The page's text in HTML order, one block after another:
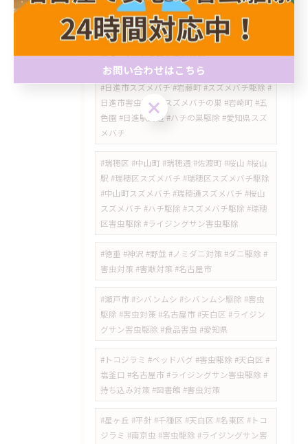
#高針台 #ゴキブリ駆除 #名東区害虫駆除 #高針
#極楽 #牧の原 #チャバネゴキブリ #ゴキブリ対
策 #ライジングサン害虫駆除
#日進市スズメバチ #岩藤町 #スズメバチ駆除 #
日進市害虫駆除 #スズメバチの巣 #岩崎町 #五
色園 #日進駅周辺 #ハチの巣駆除 #愛知県スズ
メバチ
#瑞穂区 #中山町 #瑞穂通 #佐渡町 #桜山 #桜山
駅 #瑞穂区スズメバチ #瑞穂区スズメバチ駆除
#中山町スズメバチ #瑞穂通スズメバチ #桜山
スズメバチ #ハチ駆除 #スズメバチ駆除 #瑞穂
区害虫駆除 #ライジングサン害虫駆除
#徳重 #神沢 #野並 #ノミダニ対策 #ダニ駆除 #
害虫対策 #害獣対策 #名古屋市
#瀬戸市 #シバンムシ #シバンムシ駆除 #害虫
駆除 #害虫対策 #名古屋市 #天白区 #ライジン
グサン害虫駆除 #食品害虫 #愛知県
#トコジラミ #ベッドバグ #害虫駆除 #天白区 #
塩釜口 #名古屋市 #ライジングサン害虫駆除 #
持ち込み対策 #図書館 #害虫対策
​#星ヶ丘 #平針 #千種区 #天白区 #名東区 #トコ
ジラミ #南京虫 #害虫駆除 #ライジングサン害
お問い合わせはこちら
お問い合わせはこちら